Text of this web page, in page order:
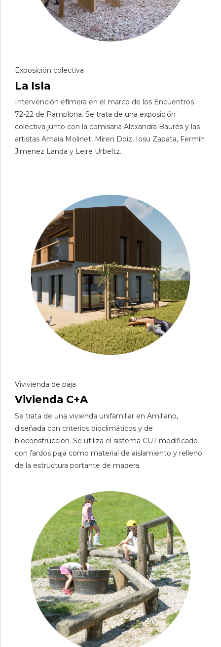
Exposición colectiva
La Isla
Intervención efímera en el marco de los Encuentros
72-22 de Pamplona. Se trata de una exposición
colectiva junto con la comisaria Alexandra Baurès y las
artistas Amaia Molinet, Miren Doiz, Iosu Zapata, Fermín
Jimenez Landa y Leire Urbeltz.
Vivivienda de paja
Vivienda C+A
Se trata de una vivienda unifamiliar en Amillano,
diseñada con criterios bioclimáticos y de
bioconstrucción. Se utiliza el sistema CUT modificado
con fardos paja como material de aislamiento y relleno
de la estructura portante de madera.